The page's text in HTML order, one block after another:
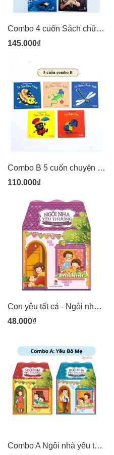
Combo 4 cuốn Sách chữ Kỷ niệm 70 năm Chiến Thắng Điện Biên Phủ - Kim Đồng
145.000₫
Combo B 5 cuốn chuyện kể cho bé: Sâu róm, Châu chấu xanh, Chuồn chuồn xanh, Rận xám, Kiến tím - Kim Đồng
110.000₫
Con yêu tất cả - Ngôi nhà thương yêu - Sách thơ trang cứng cán bóng chống ướt - Kim Đồng
48.000₫
Combo A Ngôi nhà yêu thương con yêu Bố + Con yêu mẹ - Kim Đồng